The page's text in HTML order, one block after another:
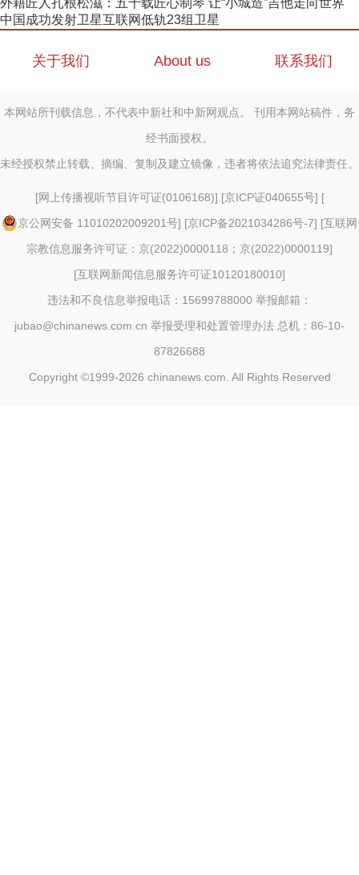
外籍匠人扎根松滋：五十载匠心制琴 让“小城造”吉他走向世界
中国成功发射卫星互联网低轨23组卫星
关于我们 About us 联系我们
本网站所刊载信息，不代表中新社和中新网观点。 刊用本网站稿件，务
经书面授权。
未经授权禁止转载、摘编、复制及建立镜像，违者将依法追究法律责任。
[网上传播视听节目许可证(0106168)] [京ICP证040655号] [
京公网安备 11010202009201号] [京ICP备2021034286号-7] [互联网
宗教信息服务许可证：京(2022)0000118；京(2022)0000119]
[互联网新闻信息服务许可证10120180010]
违法和不良信息举报电话：15699788000 举报邮箱：
jubao@chinanews.com.cn 举报受理和处置管理办法 总机：86-10-
87826688
Copyright ©1999-2026 chinanews.com. All Rights Reserved